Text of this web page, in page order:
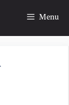
Menu